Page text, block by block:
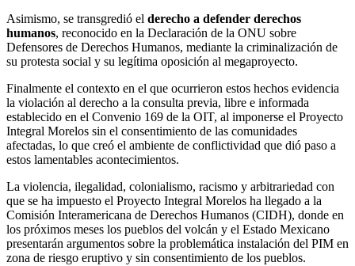
Asimismo, se transgredió el derecho a defender derechos
humanos, reconocido en la Declaración de la ONU sobre
Defensores de Derechos Humanos, mediante la criminalización de
su protesta social y su legítima oposición al megaproyecto.
Finalmente el contexto en el que ocurrieron estos hechos evidencia
la violación al derecho a la consulta previa, libre e informada
establecido en el Convenio 169 de la OIT, al imponerse el Proyecto
Integral Morelos sin el consentimiento de las comunidades
afectadas, lo que creó el ambiente de conflictividad que dió paso a
estos lamentables acontecimientos.
La violencia, ilegalidad, colonialismo, racismo y arbitrariedad con
que se ha impuesto el Proyecto Integral Morelos ha llegado a la
Comisión Interamericana de Derechos Humanos (CIDH), donde en
los próximos meses los pueblos del volcán y el Estado Mexicano
presentarán argumentos sobre la problemática instalación del PIM en
zona de riesgo eruptivo y sin consentimiento de los pueblos.